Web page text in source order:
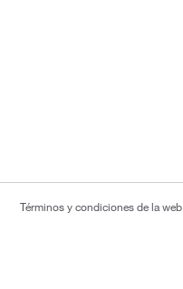
Términos y condiciones de la web